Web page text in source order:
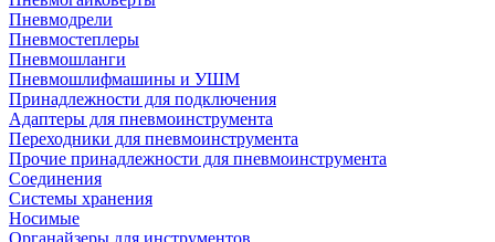
Пневмодрели
Пневмостеплеры
Пневмошланги
Пневмошлифмашины и УШМ
Принадлежности для подключения
Адаптеры для пневмоинструмента
Переходники для пневмоинструмента
Прочие принадлежности для пневмоинструмента
Соединения
Системы хранения
Носимые
Органайзеры для инструментов